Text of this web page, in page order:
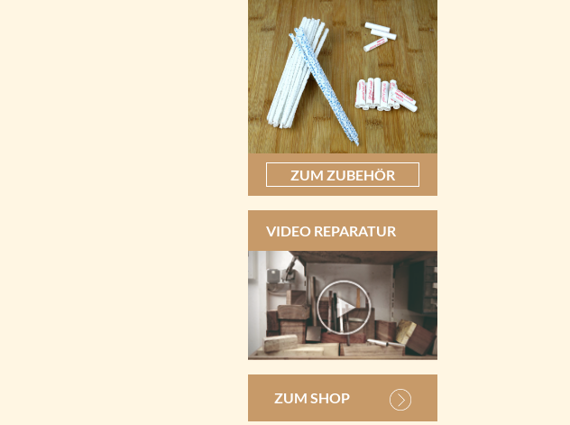
ZUM ZUBEHÖR
VIDEO REPARATUR
ZUM SHOP